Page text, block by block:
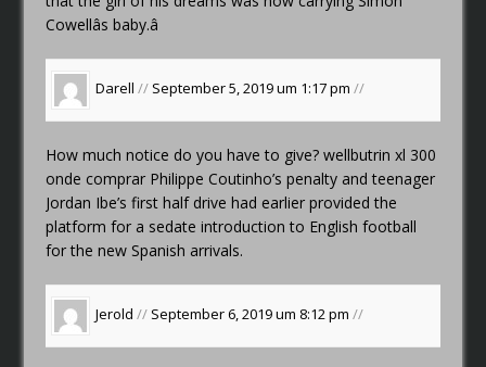
Cowellâs baby.â
Darell // September 5, 2019 um 1:17 pm//
How much notice do you have to give?wellbutrin xl 300
onde comprar Philippe Coutinho’s penalty and teenager
Jordan Ibe’s first half drive had earlier provided the
platform for a sedate introduction to English football
for the new Spanish arrivals.
Jerold // September 6, 2019 um 8:12 pm//